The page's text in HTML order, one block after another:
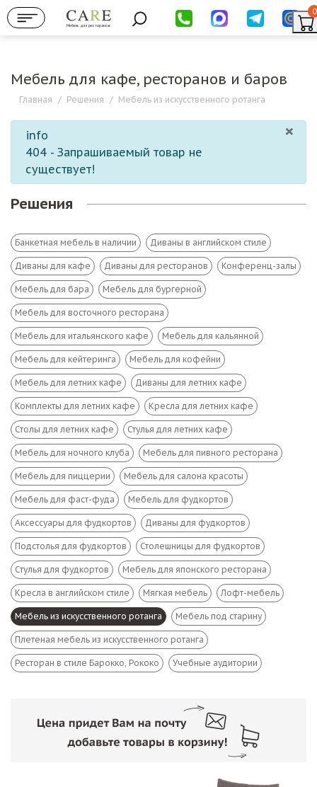
Мебель для ресторанов
0
Мебель для кафе, ресторанов и баров
Главная / Решения / Мебель из искусственного ротанга
×
info
404 - Запрашиваемый товар не
существует!
Решения
Банкетная мебель в наличии Диваны в английском стиле
Диваны для кафе Диваны для ресторанов Конференц-залы
Мебель для бара Мебель для бургерной
Мебель для восточного ресторана
Мебель для итальянского кафе Мебель для кальянной
Мебель для кейтеринга Мебель для кофейни
Мебель для летних кафе Диваны для летних кафе
Комплекты для летних кафе Кресла для летних кафе
Столы для летних кафе Стулья для летних кафе
Мебель для ночного клуба Мебель для пивного ресторана
Мебель для пиццерии Мебель для салона красоты
Мебель для фаст-фуда Мебель для фудкортов
Аксессуары для фудкортов Диваны для фудкортов
Подстолья для фудкортов Столешницы для фудкортов
Стулья для фудкортов Мебель для японского ресторана
Кресла в английском стиле Мягкая мебель Лофт-мебель
Мебель из искусственного ротанга Мебель под старину
Плетеная мебель из искусственного ротанга
Ресторан в стиле Барокко, Рококо Учебные аудитории